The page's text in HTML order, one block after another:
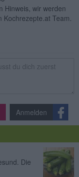
Hinweis, wir werden
Team.
Anmelden
Die